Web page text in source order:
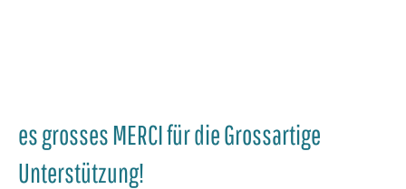
es grosses MERCI für die Grossartige
Unterstützung!